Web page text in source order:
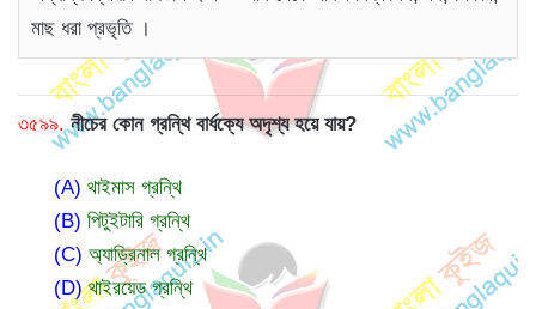
মাছ ধরা প্রভৃতি ।
৩৫৯৯. নীচের কোন গ্রন্থি বার্ধক্যে অদৃশ্য হয়ে যায়?
(A) থাইমাস গ্রন্থি
(B) পিটুইটারি গ্রন্থি
(C) অ্যাড্রিনাল গ্রন্থি
(D)থাইরয়েড গ্রন্থি